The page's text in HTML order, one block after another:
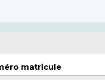
matricule